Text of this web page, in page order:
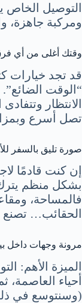
التوصيل الخاص
ومركبة جاهزة،
وقتك أغلى من أي
قد تجد خيارات
“الوقت
الانتظار
تصل أسرع
صورة تليق بالسفر
إن كنت قادمًا
بشكل منظم يترك
فالمساحة،
الحقائب… تصنع
مرونة وجهات داخل
الميزة الأهم:
أحياء العاصمة،
(وسنتوسع في